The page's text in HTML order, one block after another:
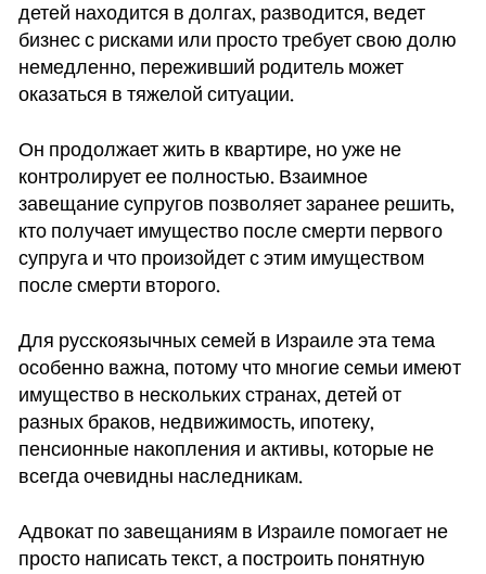
детей находится в долгах, разводится, ведет
бизнес с рисками или просто требует свою долю
немедленно, переживший родитель может
оказаться в тяжелой ситуации.
Он продолжает жить в квартире, но уже не
контролирует ее полностью. Взаимное
завещание супругов позволяет заранее решить,
кто получает имущество после смерти первого
супруга и что произойдет с этим имуществом
после смерти второго.
Для русскоязычных семей в Израиле эта тема
особенно важна, потому что многие семьи имеют
имущество в нескольких странах, детей от
разных браков, недвижимость, ипотеку,
пенсионные накопления и активы, которые не
всегда очевидны наследникам.
Адвокат по завещаниям в Израиле помогает не
просто написать текст, а построить понятную